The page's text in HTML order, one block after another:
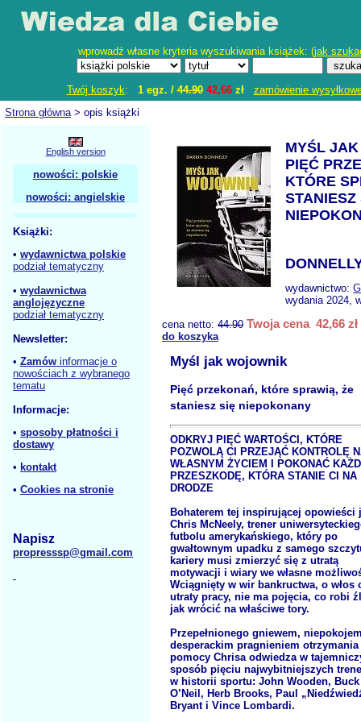
wprowadź własne kryteria wyszukiwania książek: (jak
Twój koszyk: 1 egz. /44.90 42,66zł
zamówienie
Strona główna> opis książki
English version
nowości: polskie
nowości: angielskie
Książki:
• wydawnictwa polskie
podział tematyczny
• wydawnictwa
anglojęzyczne
podział tematyczny
Newsletter:
• Zamów informacje o
nowościach z wybranego
tematu
Informacje:
• sposoby płatności i
dostawy
• kontakt
• Cookies na stronie
Napisz
propresssp@gmail.com
MYŚL
PIĘĆ
KTÓRE
STANIESZ
wydawnictwo:
wydania 2024,
cena netto: 44.90 Twoja cena 42,66 zł
do koszyka
Myśl jak wojownik
Pięć przekonań, które sprawią, że
staniesz się niepokonany
ODKRYJ PIĘĆ WARTOŚCI, KTÓRE
POZWOLĄ CI PRZEJĄĆ KONTROLĘ
WŁASNYM ŻYCIEM I POKONAĆ
PRZESZKODĘ, KTÓRA STANIE CI NA
DRODZE
Bohaterem tej inspirującej opowieści
Chris McNeely, trener
futbolu amerykańskiego, który po
gwałtownym upadku z samego
kariery musi zmierzyć się z utratą
motywacji i wiary we własne
Wciągnięty w wir bankructwa, o włos
utraty pracy, nie ma pojęcia, co robi
jak wrócić na właściwe tory.
Przepełnionego gniewem,
desperackim pragnieniem otrzymania
pomocy Chrisa odwiedza w
sposób pięciu najwybitniejszych
w historii sportu: John Wooden, Buck
O’Neil, Herb Brooks, Paul
Bryant i Vince Lombardi.